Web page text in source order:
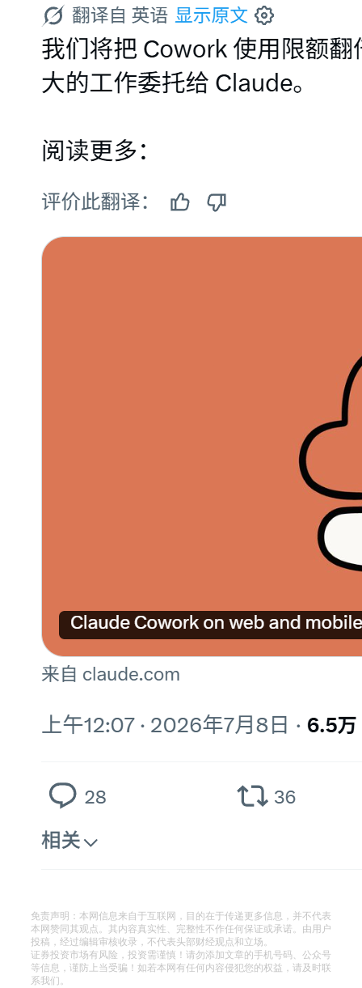
免责声明：本网信息来自于互联网，目的在于传递更多信息，并不代表
本网赞同其观点。其内容真实性、完整性不作任何保证或承诺。由用户
投稿，经过编辑审核收录，不代表头部财经观点和立场。
证券投资市场有风险，投资需谨慎！请勿添加文章的手机号码、公众号
等信息，谨防上当受骗！如若本网有任何内容侵犯您的权益，请及时联
系我们。